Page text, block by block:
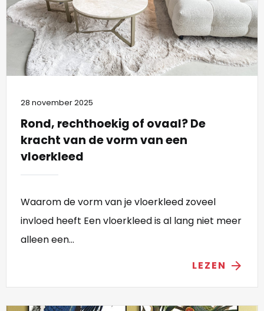
28 november 2025
Rond, rechthoekig of ovaal? De
kracht van de vorm van een
vloerkleed
Waarom de vorm van je vloerkleed zoveel
invloed heeft Een vloerkleed is al lang niet meer
alleen een...
LEZEN arrow_forward